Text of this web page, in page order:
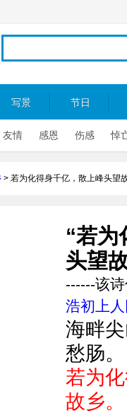
写景 节日
友情 感恩 伤感 悼
> 若为化得身千亿，散上峰头望
“若为
头望
------该
浩初上
海畔
愁肠。
若为
故乡。